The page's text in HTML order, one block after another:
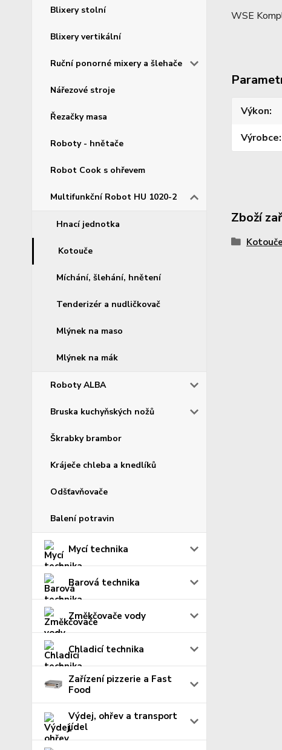
Blixery stolní
Blixery vertikální
Ruční ponorné mixery a šlehače
Nářezové stroje
Řezačky masa
Roboty - hnětače
Robot Cook s ohřevem
Multifunkční Robot HU 1020-2
Hnací jednotka
Kotouče
Míchání, šlehání, hnětení
Tenderizér a nudličkovač
Mlýnek na maso
Mlýnek na mák
Roboty ALBA
Bruska kuchyňských nožů
Škrabky brambor
Kráječe chleba a knedlíků
Odšťavňovače
Balení potravin
Mycí technika
Barová technika
Změkčovače vody
Chladicí technika
Zařízení pizzerie a Fast
Food
Výdej, ohřev a transport
jídel
WSE
Výkon
Výrobce
Zboží
Kotouče